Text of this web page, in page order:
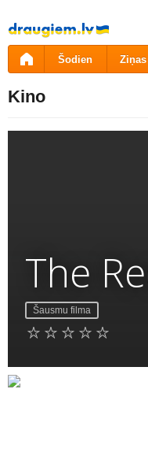
Pāriet
uz
saturu
Šodien Ziņas
Kino
The
Šausmu filma